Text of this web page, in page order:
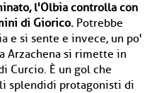
l'Olbia controlla con
di Giorico. Potrebbe
e si sente e invece, un po'
Arzachena si rimette in
Curcio. È un gol che
splendidi protagonisti di